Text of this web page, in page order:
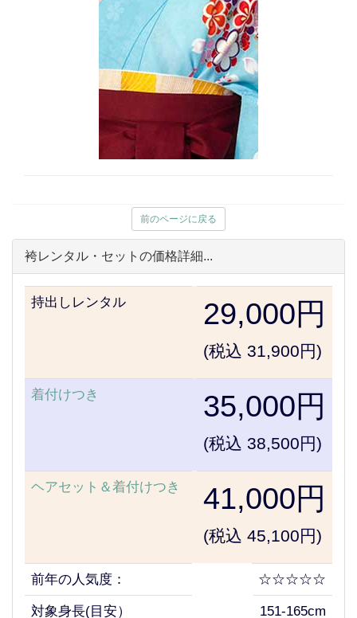
前のページに戻る
袴レンタル・セットの価格詳細...
持出しレンタル 29,000円
(税込 31,900円)
着付けつき 35,000円
(税込 38,500円)
ヘアセット＆着付けつき 41,000円
(税込 45,100円)
前年の人気度： ☆☆☆☆☆
対象身長(目安） 151-165cm